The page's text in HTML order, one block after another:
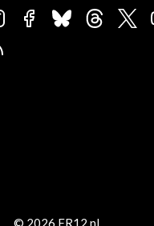
© 2026 FR12.nl